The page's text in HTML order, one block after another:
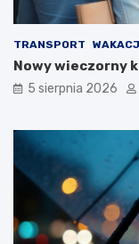
TRANSPORT
Nowy wieczorny
5 sierpnia 2026